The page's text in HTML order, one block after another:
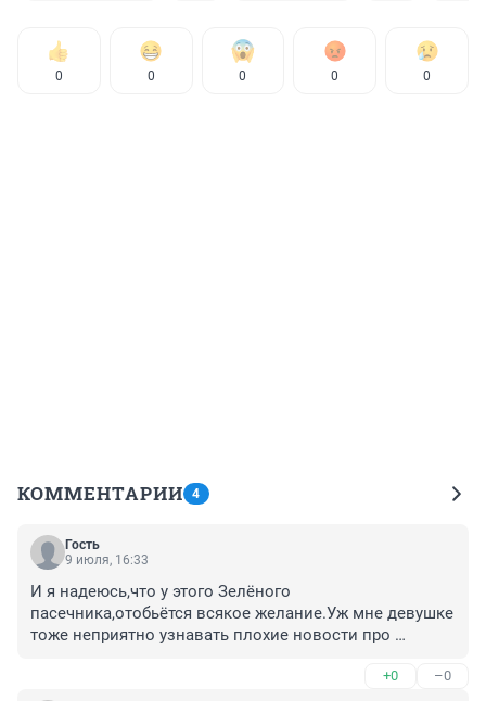
0 0 0 0 0
КОММЕНТАРИИ 4
Гость
9 июля, 16:33
И я надеюсь,что у этого Зелёного
пасечника,отобьётся всякое желание.Уж мне девушке
тоже неприятно узнавать плохие новости про
+0 –0